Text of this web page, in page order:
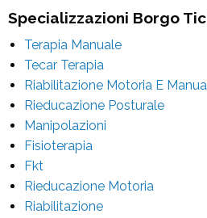
Specializzazioni Borgo
Terapia Manuale
Tecar Terapia
Riabilitazione Motoria E
Rieducazione Posturale
Manipolazioni
Fisioterapia
Fkt
Rieducazione Motoria
Riabilitazione